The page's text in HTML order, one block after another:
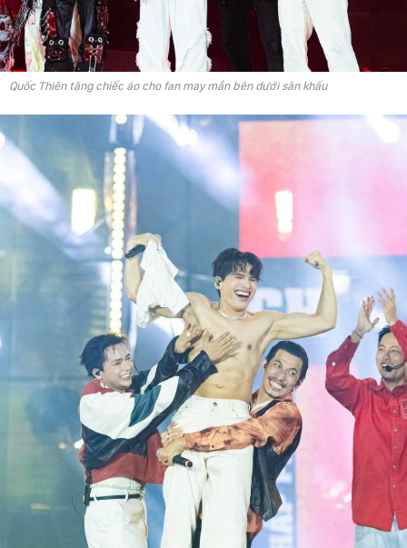
Quốc Thiên tặng chiếc áo cho fan may mắn bên dưới sân khấu